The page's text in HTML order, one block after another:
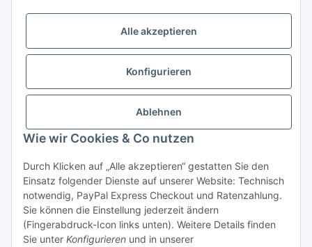
Alle akzeptieren
Konfigurieren
Ablehnen
Wie wir Cookies & Co nutzen
Durch Klicken auf „Alle akzeptieren“ gestatten Sie den
Einsatz folgender Dienste auf unserer Website: Technisch
notwendig, PayPal Express Checkout und Ratenzahlung.
Sie können die Einstellung jederzeit ändern
(Fingerabdruck-Icon links unten). Weitere Details finden
Sie unter Konfigurieren und in unserer
Öffnungszeiten:
10.00 - 18.00 Uhr
Ladenpreis versus Internetpreis
Vertrag widerrufen
05.00 - 21.30 Uhr | Freitag: 05.00 - 18.00 Uhr | Samstag: 09.00
- 12.00 Uhr (0,49€ je angef. Minute) oder per E-Mail über
unserKontaktformular
* Alle Preise inkl. gesetzlicher USt., zzgl.Versand | - ACHTUNG: Bei
Einbaugeräten gilt: Die im Produktbild abgebildete Möbelfront ist nicht im